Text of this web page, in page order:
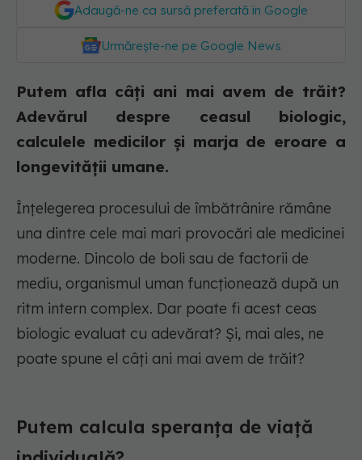
Adaugă-ne ca sursă preferată în Google
Urmărește-ne pe Google News
Putem afla câți ani mai avem de trăit?
Adevărul despre ceasul biologic,
calculele medicilor și marja de eroare a
longevității umane.
Înțelegerea procesului de îmbătrânire rămâne
una dintre cele mai mari provocări ale medicinei
moderne. Dincolo de boli sau de factorii de
mediu, organismul uman funcționează după un
ritm intern complex. Dar poate fi acest ceas
biologic evaluat cu adevărat? Și, mai ales, ne
poate spune el câți ani mai avem de trăit?
Putem calcula speranța de viață